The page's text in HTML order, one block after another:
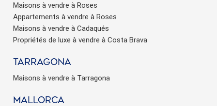
Maisons à vendre à Roses
Appartements à vendre à Roses
Maisons à vendre à Cadaqués
Propriétés de luxe à vendre à Costa Brava
Tarragona
Maisons à vendre à Tarragona
Mallorca